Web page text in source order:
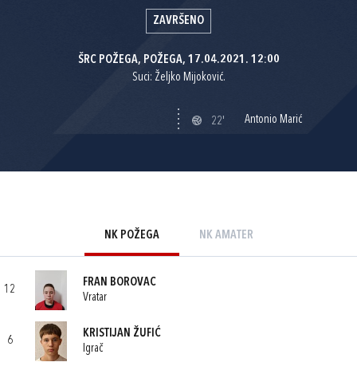
ZAVRŠENO
ŠRC POŽEGA, POŽEGA, 17.04.2021. 12:00
Suci: Željko Mijoković.
22' Antonio Marić
NK POŽEGA NK AMATER
12
FRAN BOROVAC
Vratar
6
KRISTIJAN ŽUFIĆ
Igrač